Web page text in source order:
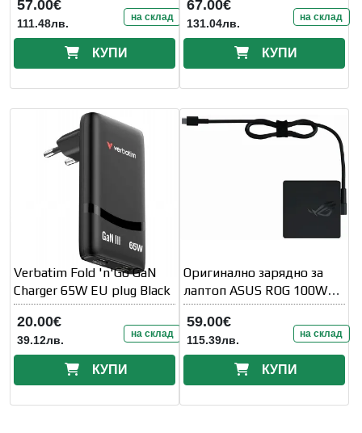
57.00€
111.48лв. на склад
КУПИ
67.00€
131.04лв. на склад
КУПИ
Verbatim Fold 'n'Go GaN
Charger 65W EU plug Black
20.00€
39.12лв. на склад
КУПИ
Оригинално зарядно за
лаптоп ASUS ROG 100W
Type-C -
59.00€
115.39лв. на склад
КУПИ